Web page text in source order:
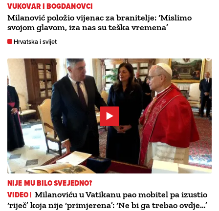
VUKOVAR I BOGDANOVCI
Milanović položio vijenac za branitelje: ‘Mislimo
svojom glavom, iza nas su teška vremena’
Hrvatska i svijet
NIJE MU BILO SVEJEDNO?
VIDEO | Milanoviću u Vatikanu pao mobitel pa izustio
‘riječ’ koja nije ‘primjerena’: ‘Ne bi ga trebao ovdje…’